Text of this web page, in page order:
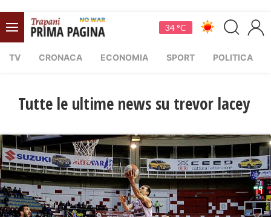
34 °C
TV CRONACA ECONOMIA SPORT POLITICA
Tutte le ultime news su trevor lacey